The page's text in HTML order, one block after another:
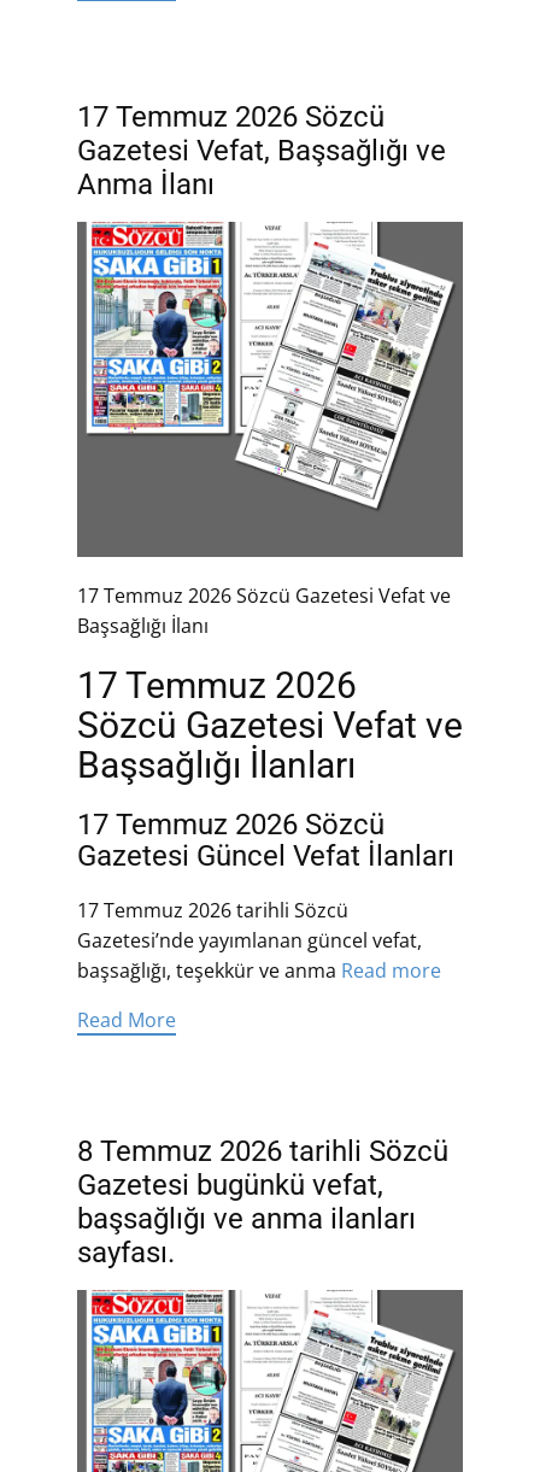
17 Temmuz 2026 Sözcü
Gazetesi Vefat, Başsağlığı ve
Anma İlanı
17 Temmuz 2026 Sözcü Gazetesi Vefat ve
Başsağlığı İlanı
17 Temmuz 2026
Sözcü Gazetesi Vefat ve
Başsağlığı İlanları
17 Temmuz 2026 Sözcü
Gazetesi Güncel Vefat İlanları
17 Temmuz 2026 tarihli Sözcü
Gazetesi’nde yayımlanan güncel vefat,
başsağlığı, teşekkür ve anma Read more
Read More
8 Temmuz 2026 tarihli Sözcü
Gazetesi bugünkü vefat,
başsağlığı ve anma ilanları
sayfası.